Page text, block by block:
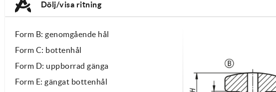
Dölj/visa ritning
Form B: genomgående hål
Form C: bottenhål
Form D: uppborrad gänga
Form E: gängat bottenhål